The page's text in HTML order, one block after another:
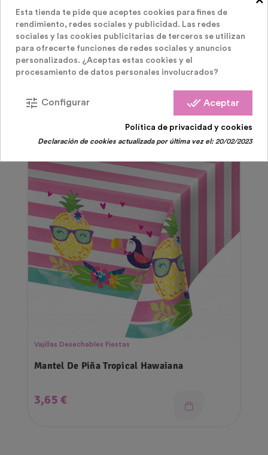
PRODUCTOS RELACIONADOS ( 57 OTROS
PRODUCTOS EN LA MISMA CATEGORÍA )
Vajillas Desechables Fiestas
Mantel De Piña Tropical Hawaiana
Precio
3,65 €
Esta tienda te pide que aceptes cookies para fines de
rendimiento, redes sociales y publicidad. Las redes
sociales y las cookies publicitarias de terceros se utilizan
para ofrecerte funciones de redes sociales y anuncios
personalizados. ¿Aceptas estas cookies y el
procesamiento de datos personales involucrados?
done_all Aceptar
tune Configurar
Política de privacidad y cookies
Declaración de cookies actualizada por última vez el:20/02/2023